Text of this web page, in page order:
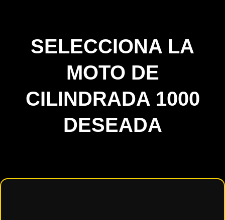
SELECCIONA LA
MOTO DE
CILINDRADA 1000
DESEADA